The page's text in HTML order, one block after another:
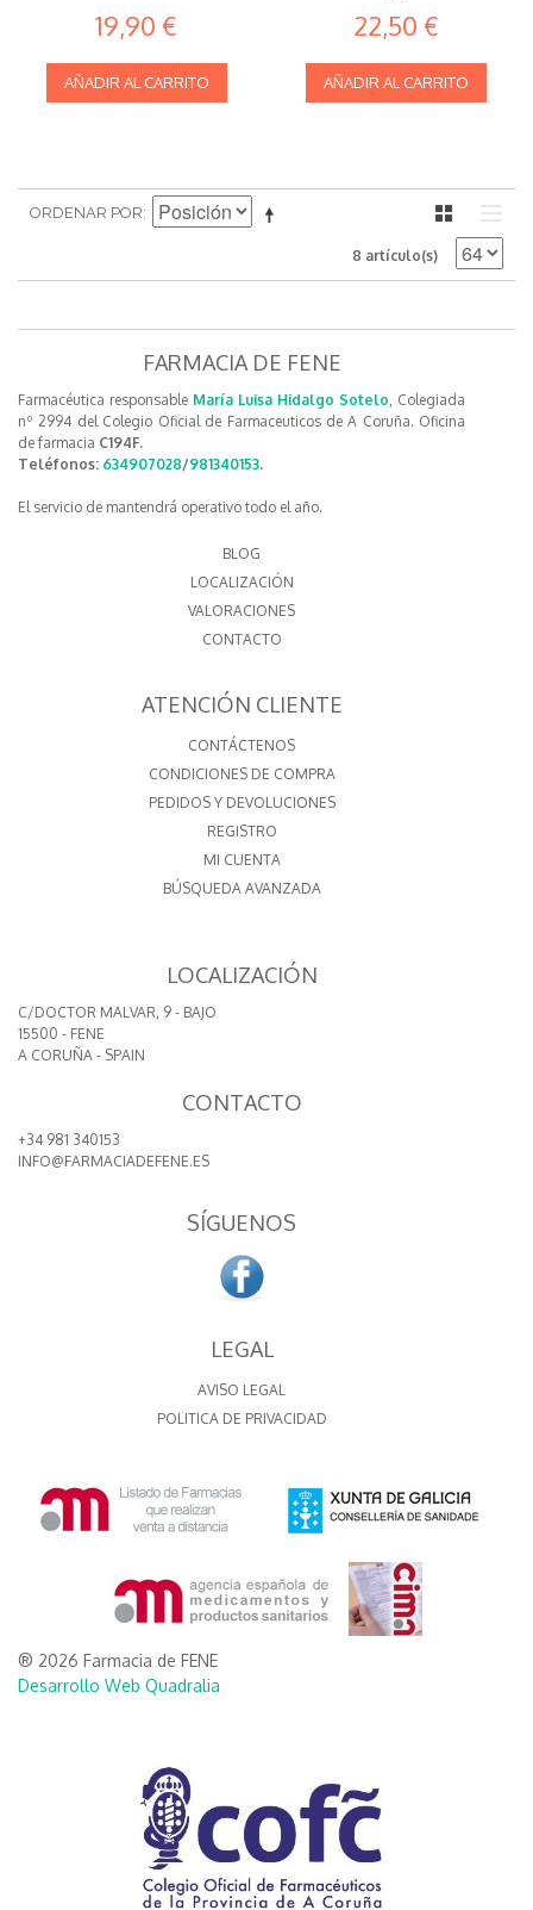
19,90 €
AÑADIR AL CARRITO
22,50 €
AÑADIR AL CARRITO
ORDENAR POR
8 artículo(s)
FARMACIA DE FENE
Farmacéutica responsable María Luisa Hidalgo Sotelo , Colegiada
nº 2994 del Colegio Oficial de Farmaceuticos de A Coruña. Oficina
de farmacia C194F.
Teléfonos: 634907028/981340153.
El servicio de mantendrá operativo todo el año.
BLOG
LOCALIZACIÓN
VALORACIONES
CONTACTO
ATENCIÓN CLIENTE
CONTÁCTENOS
CONDICIONES DE COMPRA
PEDIDOS Y DEVOLUCIONES
REGISTRO
MI CUENTA
BÚSQUEDA AVANZADA
LOCALIZACIÓN
C/DOCTOR MALVAR, 9 - BAJO
15500 - FENE
A CORUÑA - SPAIN
CONTACTO
+34 981 340153
INFO@FARMACIADEFENE.ES
SÍGUENOS
LEGAL
AVISO LEGAL
POLITICA DE PRIVACIDAD
® 2026 Farmacia de FENE
Desarrollo Web Quadralia